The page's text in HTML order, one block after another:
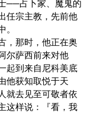
──占卜家、魔鬼的
任宗主教，先前他
。
，那时，他正在奥
尔萨西前来对他
起到来自尼科美底
他获知取悦于天
就去见至可敬者依
这样说：『看，我